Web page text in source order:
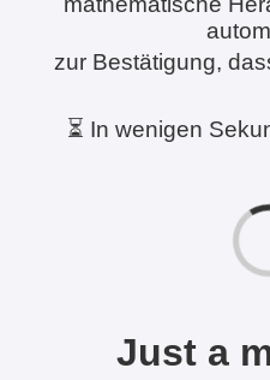
zur Bestätigung,
⏳ In wenigen
Just a